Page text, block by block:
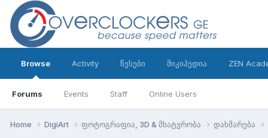
Browse
Forums Events Staff Online Users
Activity წესები მიკიპედია ZEN
Home DigiArt ფოტოგრაფია, 3D & მხატვრობა დახმარება